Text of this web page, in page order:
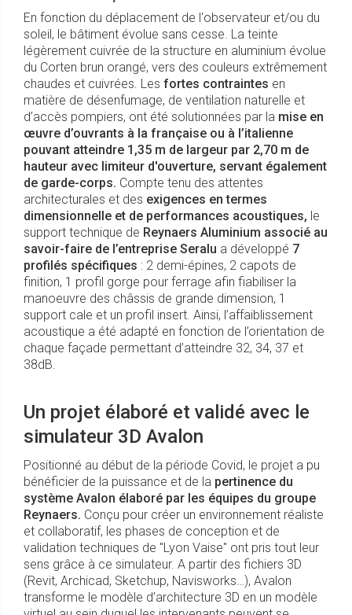
En fonction du déplacement de l'observateur et/ou du
soleil, le bâtiment évolue sans cesse. La teinte
légèrement cuivrée de la structure en aluminium évolue
du Corten brun orangé, vers des couleurs extrêmement
chaudes et cuivrées. Les fortes contraintes en
matière de désenfumage, de ventilation naturelle et
d’accès pompiers, ont été solutionnées par la mise en
œuvre d’ouvrants à la française ou à l’italienne
pouvant atteindre 1,35 m de largeur par 2,70 m de
hauteur avec limiteur d'ouverture, servant également
de garde-corps. Compte tenu des attentes
architecturales et des exigences en termes
dimensionnelle et de performances acoustiques, le
support technique de Reynaers Aluminium associé au
savoir-faire de l’entreprise Seralu a développé 7
profilés spécifiques : 2 demi-épines, 2 capots de
finition, 1 profil gorge pour ferrage afin fiabiliser la
manoeuvre des châssis de grande dimension, 1
support cale et un profil insert. Ainsi, l’affaiblissement
acoustique a été adapté en fonction de l’orientation de
chaque façade permettant d’atteindre 32, 34, 37 et
38dB.
Un projet élaboré et validé avec le
simulateur 3D Avalon
Positionné au début de la période Covid, le projet a pu
bénéficier de la puissance et de la pertinence du
système Avalon élaboré par les équipes du groupe
Reynaers. Conçu pour créer un environnement réaliste
et collaboratif, les phases de conception et de
validation techniques de "Lyon Vaise" ont pris tout leur
sens grâce à ce simulateur. A partir des fichiers 3D
(Revit, Archicad, Sketchup, Navisworks…), Avalon
transforme le modèle d’architecture 3D en un modèle